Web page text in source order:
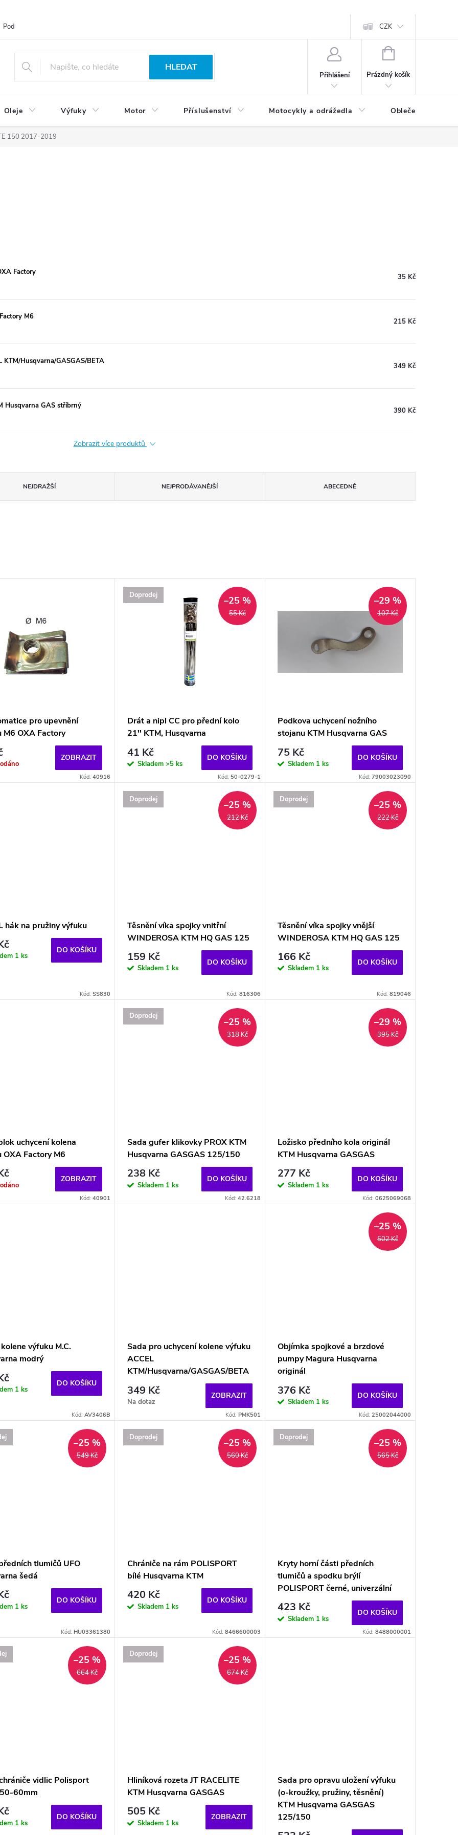
Podmínky ochrany osobních údajů CZK
HLEDAT
Přihlášení
NÁKUPNÍ
Prázdný košík
Oleje Výfuky Motor Příslušenství Motocykly a odrážedla Oblečení a
150 2017-2019
Factory
35 Kč
M6
215 Kč
Husqvarna/GASGAS/BETA
349 Kč
Husqvarna GAS stříbrný
390 Kč
Zobrazit více produktů
NEJDRAŽŠÍ NEJPRODÁVANĚJŠÍ ABECEDNĚ
pro upevnění
M6 OXA Factory
ZOBRAZIT
Kód: 40916
Doprodej
55 Kč
–25 %
Drát a nipl CC pro přední kolo
21'' KTM, Husqvarna
41 Kč
Skladem >5 ks
DO KOŠÍKU
Kód: 50-0279-1
107 Kč
–29 %
Podkova uchycení nožního
stojanu KTM Husqvarna GAS
75 Kč
Skladem 1 ks
DO KOŠÍKU
Kód: 79003023090
hák na pružiny výfuku
1 ks
DO KOŠÍKU
Kód: SS830
Doprodej
212 Kč
–25 %
Těsnění víka spojky vnitřní
WINDEROSA KTM HQ GAS 125
159 Kč
Skladem 1 ks
DO KOŠÍKU
Kód: 816306
Doprodej
222 Kč
–25 %
Těsnění víka spojky vnější
WINDEROSA KTM HQ GAS 125
166 Kč
Skladem 1 ks
DO KOŠÍKU
Kód: 819046
uchycení kolena
OXA Factory M6
ZOBRAZIT
Kód: 40901
Doprodej
318 Kč
–25 %
Sada gufer klikovky PROX KTM
Husqvarna GASGAS 125/150
238 Kč
Skladem 1 ks
DO KOŠÍKU
Kód: 42.6218
395 Kč
–29 %
Ložisko předního kola originál
KTM Husqvarna GASGAS
277 Kč
Skladem 1 ks
DO KOŠÍKU
Kód: 0625069068
výfuku M.C.
modrý
1 ks
DO KOŠÍKU
Kód: AV3406B
Sada pro uchycení kolene výfuku
ACCEL
KTM/Husqvarna/GASGAS/BETA
349 Kč
Na dotaz
ZOBRAZIT
Kód: PMK501
502 Kč
–25 %
Objímka spojkové a brzdové
pumpy Magura Husqvarna
originál
376 Kč
Skladem 1 ks
DO KOŠÍKU
Kód: 25002044000
549 Kč
–25 %
tlumičů UFO
šedá
1 ks
DO KOŠÍKU
Kód: HU03361380
Doprodej
560 Kč
–25 %
Chrániče na rám POLISPORT
bílé Husqvarna KTM
420 Kč
Skladem 1 ks
DO KOŠÍKU
Kód: 8466600003
Doprodej
565 Kč
–25 %
Kryty horní části předních
tlumičů a spodku brýlí
POLISPORT černé, univerzální
423 Kč
Skladem 1 ks
DO KOŠÍKU
Kód: 8488000001
664 Kč
–25 %
vidlic Polisport
60mm
1 ks
DO KOŠÍKU
Doprodej
674 Kč
–25 %
Hliníková rozeta JT RACELITE
KTM Husqvarna GASGAS
505 Kč
Skladem 1 ks
ZOBRAZIT
Sada pro opravu uložení výfuku
(o-kroužky, pružiny, těsnění)
KTM Husqvarna GASGAS
125/150